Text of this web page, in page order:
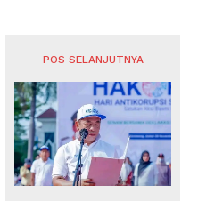
POS SELANJUTNYA